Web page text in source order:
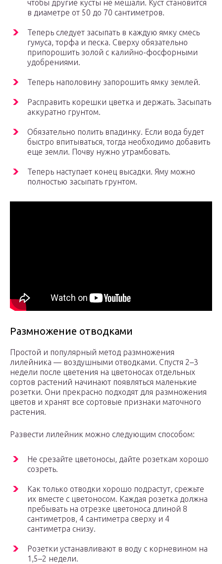
чтобы другие кусты не мешали. Куст становится
в диаметре от 50 до 70 сантиметров.
Теперь следует засыпать в каждую ямку смесь
гумуса, торфа и песка. Сверху обязательно
припорошить золой с калийно-фосфорными
удобрениями.
Теперь наполовину запорошить ямку землей.
Расправить корешки цветка и держать. Засыпать
аккуратно грунтом.
Обязательно полить впадинку. Если вода будет
быстро впитываться, тогда необходимо добавить
еще земли. Почву нужно утрамбовать.
Теперь наступает конец высадки. Яму можно
полностью засыпать грунтом.
Размножение отводками
Простой и популярный метод размножения
лилейника — воздушными отводками. Спустя 2–3
недели после цветения на цветоносах отдельных
сортов растений начинают появляться маленькие
розетки. Они прекрасно подходят для размножения
цветов и хранят все сортовые признаки маточного
растения.
Развести лилейник можно следующим способом:
Не срезайте цветоносы, дайте розеткам хорошо
созреть.
Как только отводки хорошо подрастут, срежьте
их вместе с цветоносом. Каждая розетка должна
пребывать на отрезке цветоноса длиной 8
сантиметров, 4 сантиметра сверху и 4
сантиметра снизу.
Розетки устанавливают в воду с корневином на
1,5–2 недели.